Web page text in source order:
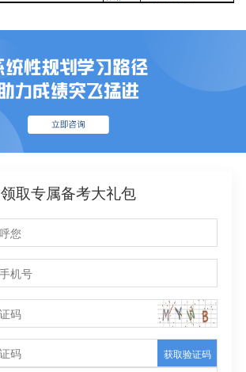
领取专属备考大礼包
获取验证码